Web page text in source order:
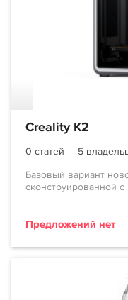
Creality K2
0 статей
5
Базовый вариант
сконструированной
Предложений нет